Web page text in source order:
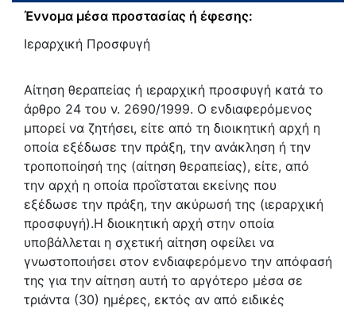
Έννομα μέσα προστασίας ή έφεσης:
Ιεραρχική Προσφυγή
Αίτηση θεραπείας ή ιεραρχική προσφυγή κατά το
άρθρο 24 του ν. 2690/1999. Ο ενδιαφερόμενος
μπορεί να ζητήσει, είτε από τη διοικητική αρχή η
οποία εξέδωσε την πράξη, την ανάκληση ή την
τροποποίησή της (αίτηση θεραπείας), είτε, από
την αρχή η οποία προΐσταται εκείνης που
εξέδωσε την πράξη, την ακύρωσή της (ιεραρχική
προσφυγή).Η διοικητική αρχή στην οποία
υποβάλλεται η σχετική αίτηση οφείλει να
γνωστοποιήσει στον ενδιαφερόμενο την απόφασή
της για την αίτηση αυτή το αργότερο μέσα σε
τριάντα (30) ημέρες, εκτός αν από ειδικές